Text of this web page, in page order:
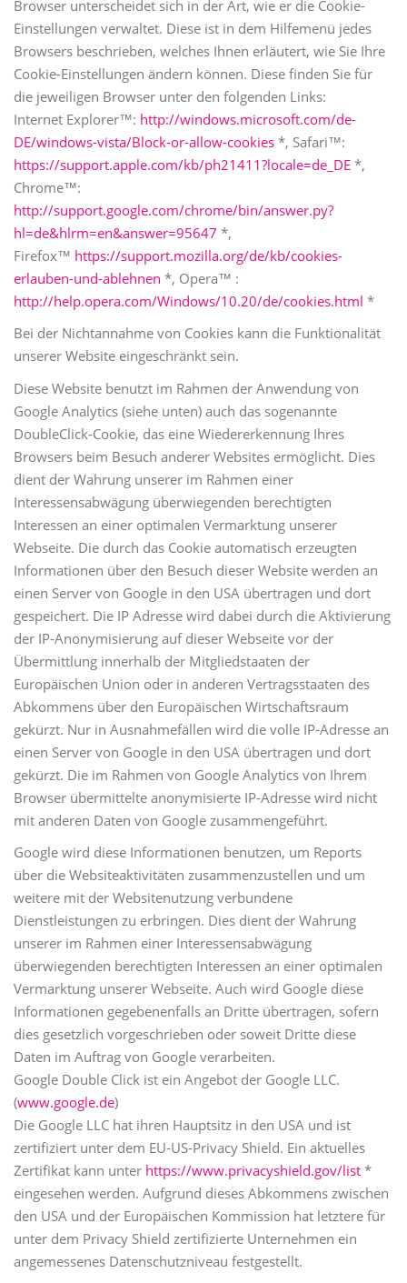
Browser unterscheidet sich in der Art, wie er die Cookie-
Einstellungen verwaltet. Diese ist in dem Hilfemenü jedes
Browsers beschrieben, welches Ihnen erläutert, wie Sie Ihre
Cookie-Einstellungen ändern können. Diese finden Sie für
die jeweiligen Browser unter den folgenden Links:
Internet Explorer™: http://windows.microsoft.com/de-
DE/windows-vista/Block-or-allow-cookies *, Safari™:
https://support.apple.com/kb/ph21411?locale=de_DE *,
Chrome™:
http://support.google.com/chrome/bin/answer.py?
hl=de&hlrm=en&answer=95647 *,
Firefox™ https://support.mozilla.org/de/kb/cookies-
erlauben-und-ablehnen *, Opera™ :
http://help.opera.com/Windows/10.20/de/cookies.html *
Bei der Nichtannahme von Cookies kann die Funktionalität
unserer Website eingeschränkt sein.
Diese Website benutzt im Rahmen der Anwendung von
Google Analytics (siehe unten) auch das sogenannte
DoubleClick-Cookie, das eine Wiedererkennung Ihres
Browsers beim Besuch anderer Websites ermöglicht. Dies
dient der Wahrung unserer im Rahmen einer
Interessensabwägung überwiegenden berechtigten
Interessen an einer optimalen Vermarktung unserer
Webseite. Die durch das Cookie automatisch erzeugten
Informationen über den Besuch dieser Website werden an
einen Server von Google in den USA übertragen und dort
gespeichert. Die IP Adresse wird dabei durch die Aktivierung
der IP-Anonymisierung auf dieser Webseite vor der
Übermittlung innerhalb der Mitgliedstaaten der
Europäischen Union oder in anderen Vertragsstaaten des
Abkommens über den Europäischen Wirtschaftsraum
gekürzt. Nur in Ausnahmefällen wird die volle IP-Adresse an
einen Server von Google in den USA übertragen und dort
gekürzt. Die im Rahmen von Google Analytics von Ihrem
Browser übermittelte anonymisierte IP-Adresse wird nicht
mit anderen Daten von Google zusammengeführt.
Google wird diese Informationen benutzen, um Reports
über die Websiteaktivitäten zusammenzustellen und um
weitere mit der Websitenutzung verbundene
Dienstleistungen zu erbringen. Dies dient der Wahrung
unserer im Rahmen einer Interessensabwägung
überwiegenden berechtigten Interessen an einer optimalen
Vermarktung unserer Webseite. Auch wird Google diese
Informationen gegebenenfalls an Dritte übertragen, sofern
dies gesetzlich vorgeschrieben oder soweit Dritte diese
Daten im Auftrag von Google verarbeiten.
Google Double Click ist ein Angebot der Google LLC.
(www.google.de)
Die Google LLC hat ihren Hauptsitz in den USA und ist
zertifiziert unter dem EU-US-Privacy Shield. Ein aktuelles
Zertifikat kann unter https://www.privacyshield.gov/list *
eingesehen werden. Aufgrund dieses Abkommens zwischen
den USA und der Europäischen Kommission hat letztere für
unter dem Privacy Shield zertifizierte Unternehmen ein
angemessenes Datenschutzniveau festgestellt.